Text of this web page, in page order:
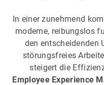
In einer zunehmend
moderne, reibungslos
den entscheidenden
störungsfreies
steigert die
Employee Experience